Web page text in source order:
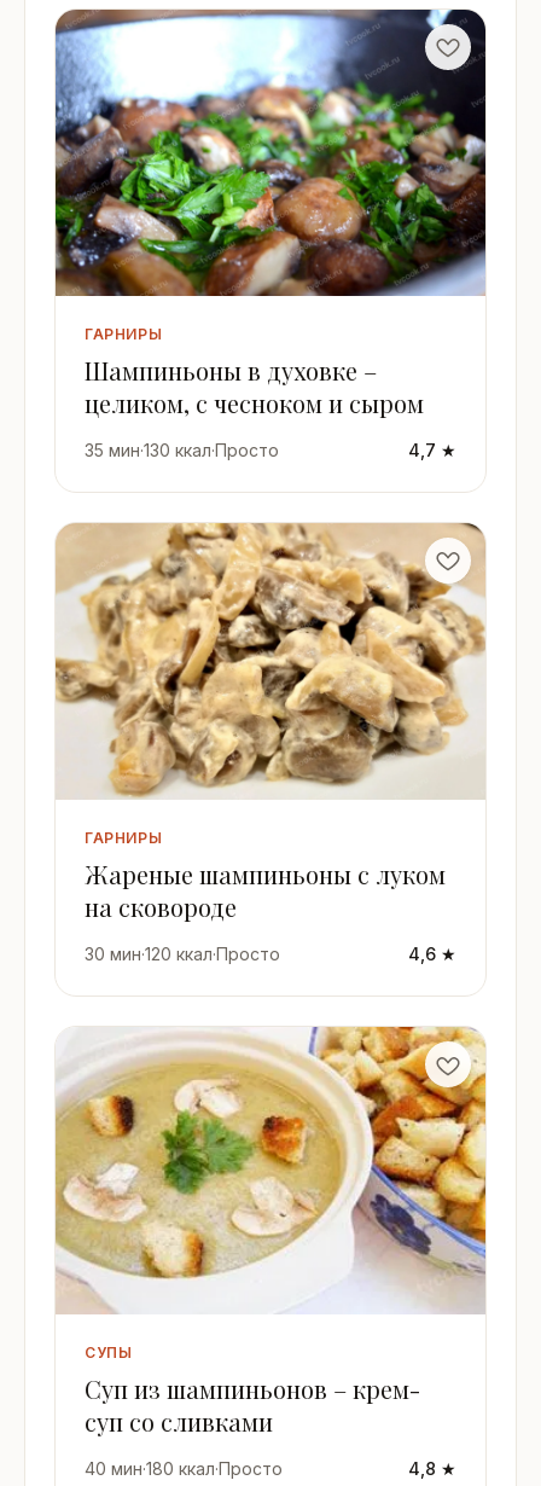
ГАРНИРЫ
Шампиньоны в духовке –
целиком, с чесноком и сыром
35 мин·130 ккал·Просто 4,7 ★
ГАРНИРЫ
Жареные шампиньоны с луком
на сковороде
30 мин·120 ккал·Просто 4,6 ★
СУПЫ
Суп из шампиньонов – крем-
суп со сливками
40 мин·180 ккал·Просто 4,8 ★